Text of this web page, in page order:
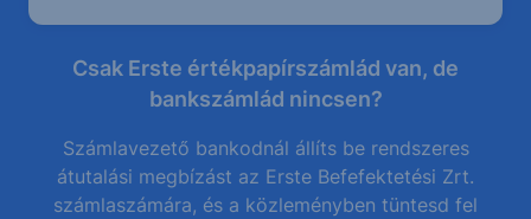
Csak Erste értékpapírszámlád van, de
bankszámlád nincsen?
Számlavezető bankodnál állíts be rendszeres
átutalási megbízást az Erste Befefektetési Zrt.
számlaszámára, és a közleményben tüntesd fel